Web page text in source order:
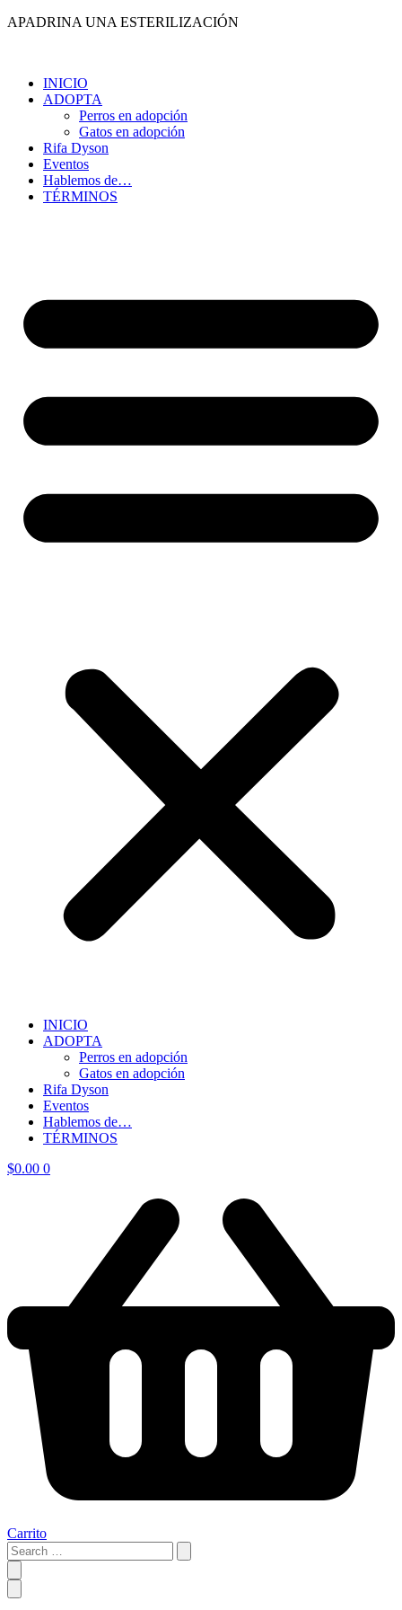
Ir
APADRINA UNA ESTERILIZACIÓN
INICIO
ADOPTA
Perros en adopción
Gatos en adopción
Rifa Dyson
Eventos
Hablemos de…
TÉRMINOS
INICIO
ADOPTA
Perros en adopción
Gatos en adopción
Rifa Dyson
Eventos
Hablemos de…
TÉRMINOS
$0.00 0
Carrito
Search
…